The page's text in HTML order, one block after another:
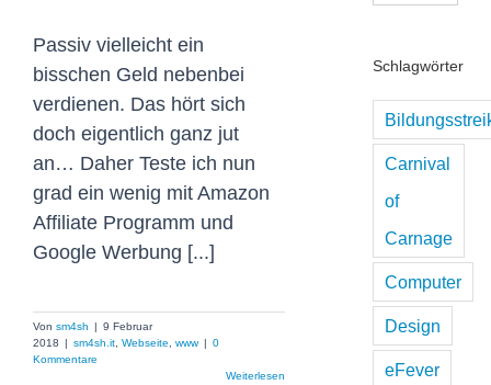
Passiv vielleicht ein
bisschen Geld nebenbei
verdienen. Das hört sich
doch eigentlich ganz jut
an… Daher Teste ich nun
grad ein wenig mit Amazon
Affiliate Programm und
Google Werbung [...]
Von sm4sh | 9 Februar
2018
| sm4sh.it Webseite www | 0
Kommentare
Weiterlesen
Schlagwörter
Carnival
of
Carnage
Computer
Design
eFever